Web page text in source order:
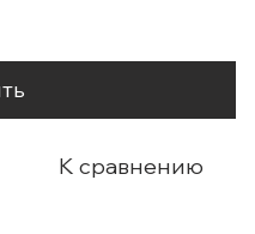
К сравнению